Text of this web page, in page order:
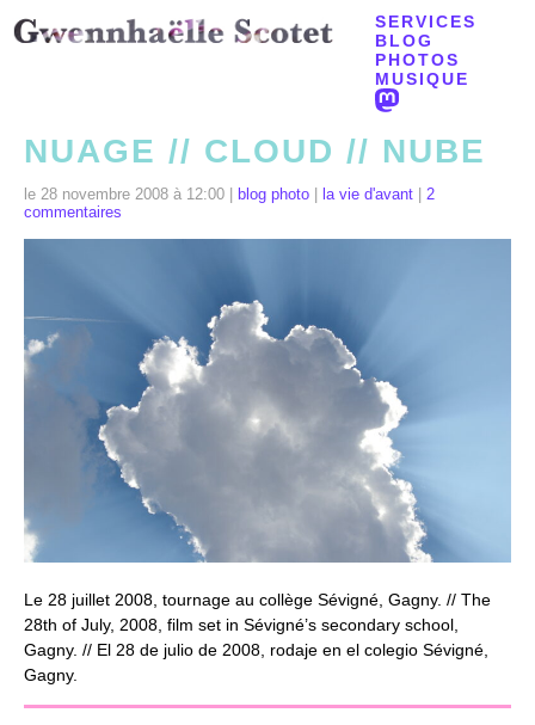
SERVICES
BLOG
PHOTOS
MUSIQUE
NUAGE // CLOUD // NUBE
le 28 novembre 2008 à 12:00 | blog photo la vie d'avant
2
commentaires
Le 28 juillet 2008, tournage au collège Sévigné, Gagny. // The
28th of July, 2008, film set in Sévigné’s secondary school,
Gagny. // El 28 de julio de 2008, rodaje en el colegio Sévigné,
Gagny.